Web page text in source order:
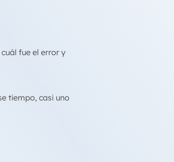
fue el error y
tiempo, casi uno